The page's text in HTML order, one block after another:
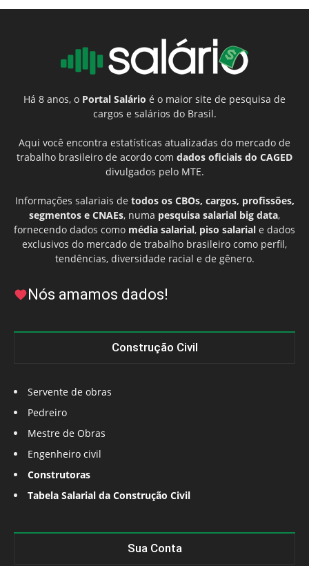
Há 8 anos, o Portal Salário é o maior site de pesquisa de
cargos e salários do Brasil.
Aqui você encontra estatísticas atualizadas do mercado de
trabalho brasileiro de acordo com dados oficiais do CAGED
divulgados pelo MTE.
Informações salariais de todos os CBOs, cargos, profissões,
segmentos e CNAEs, numa pesquisa salarial big data,
fornecendo dados como média salarial, piso salarial e dados
exclusivos do mercado de trabalho brasileiro como perfil,
tendências, diversidade racial e de gênero.
Nós amamos dados!
Construção Civil
Servente de obras
Pedreiro
Mestre de Obras
Engenheiro civil
Construtoras
Tabela Salarial da Construção Civil
Sua Conta